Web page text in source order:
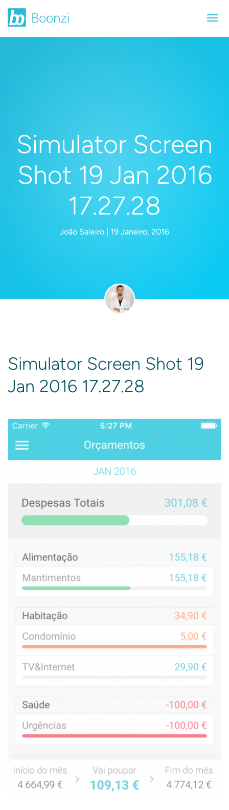
Simulator Screen
Shot 19 Jan 2016
17.27.28
João Saleiro | 19 Janeiro, 2016
Simulator Screen Shot 19
Jan 2016 17.27.28